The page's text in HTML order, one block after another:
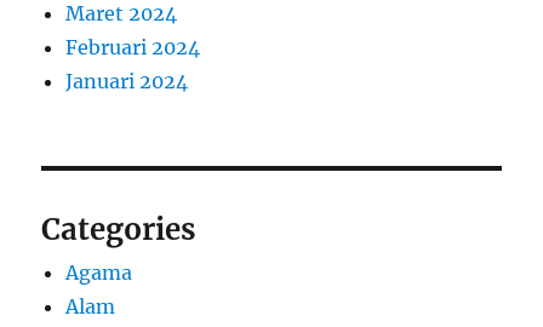
Maret 2024
Februari 2024
Januari 2024
Categories
Agama
Alam